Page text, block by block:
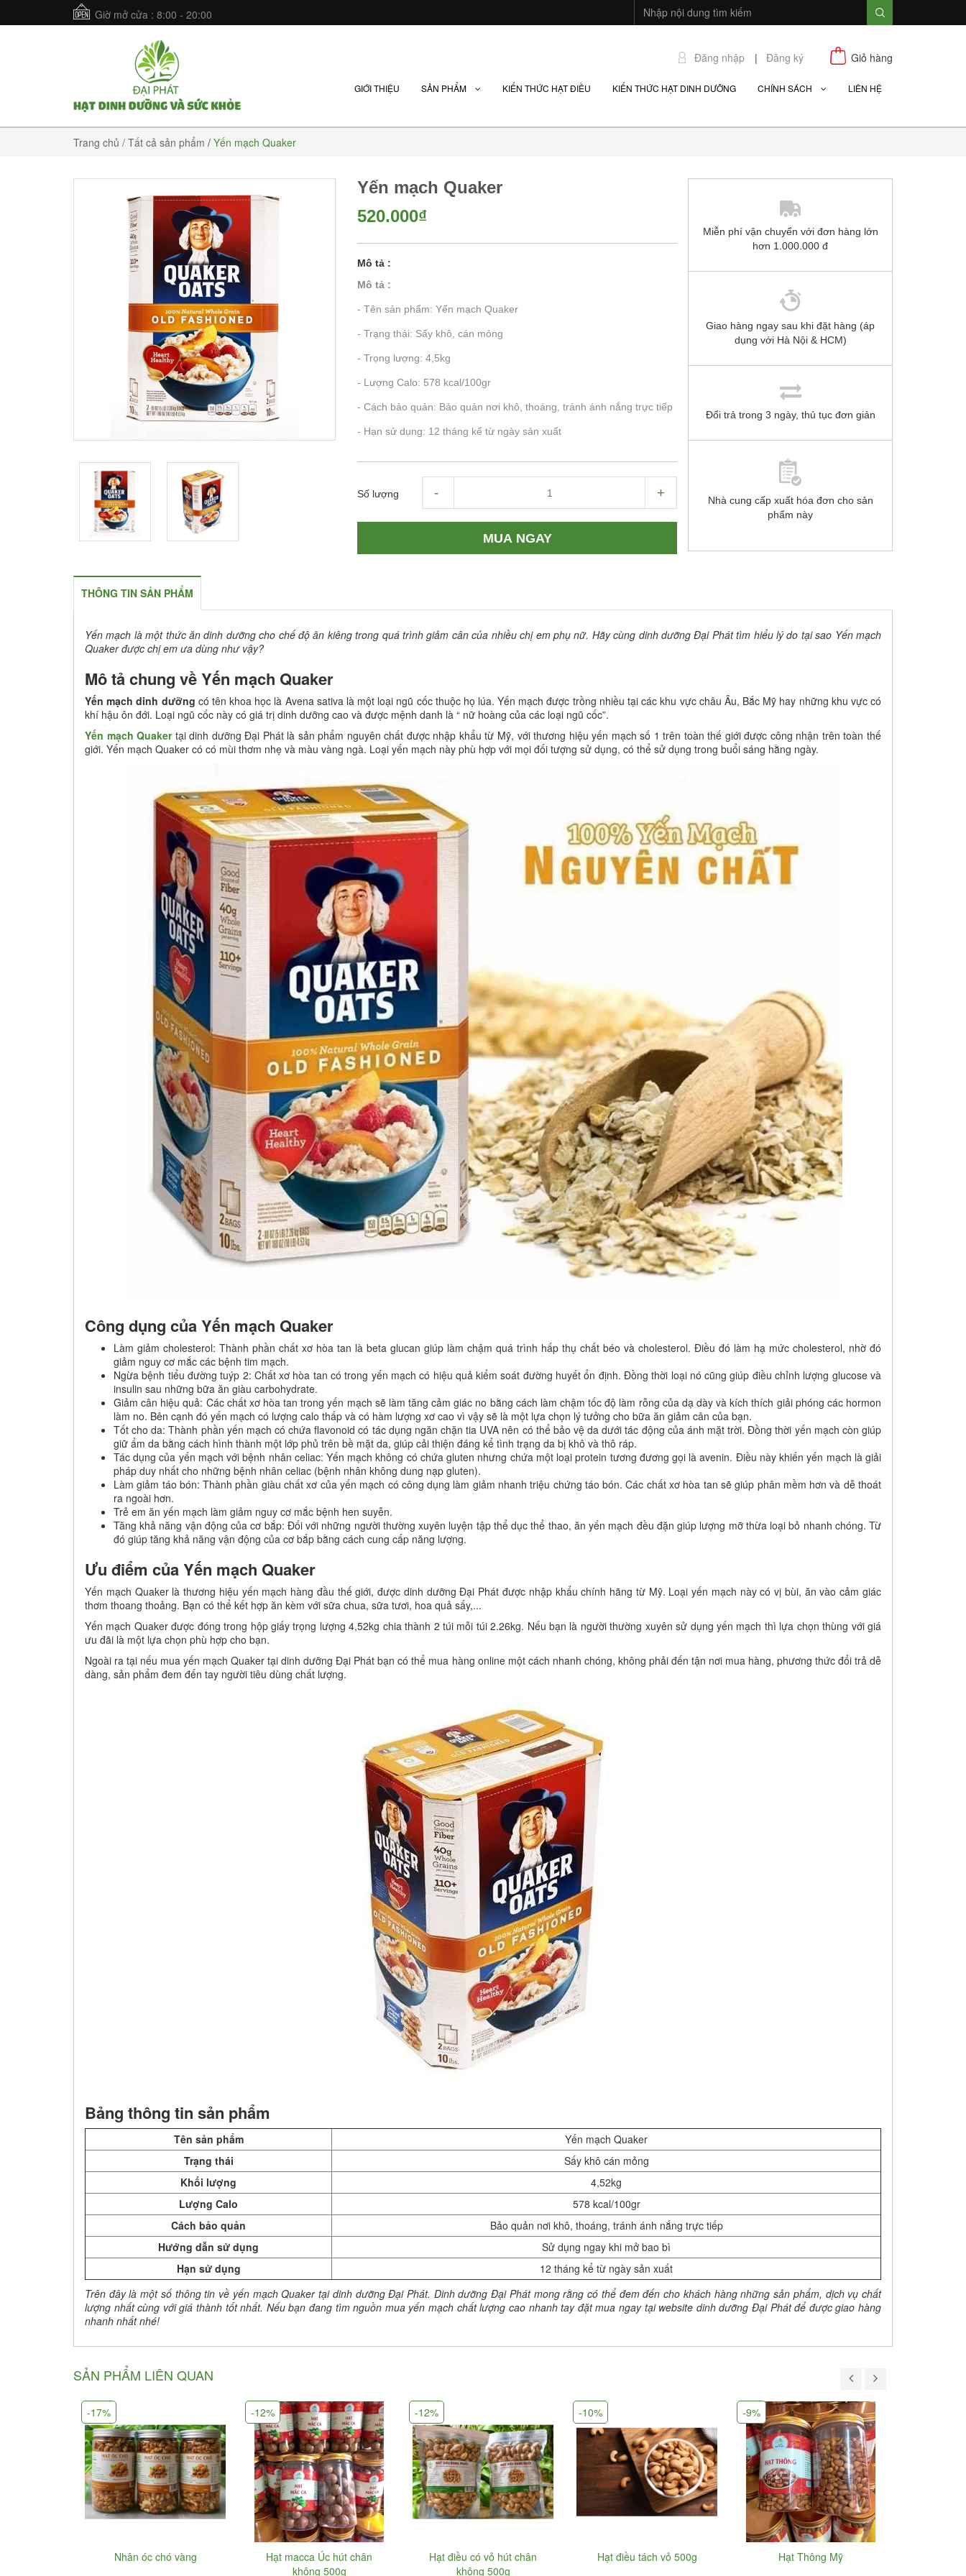
Giờ mở cửa : 8:00 - 20:00
Đăng nhập | Đăng ký Giỏ hàng
GIỚI THIỆU SẢN PHẨM KIẾN THỨC HẠT ĐIỀU KIẾN THỨC HẠT DINH DƯỠNG CHÍNH SÁCH LIÊN HỆ
Trang chủ / Tất cả sản phẩm / Yến mạch Quaker
Yến mạch Quaker
520.000₫
Mô tả :
Mô tả :
- Tên sản phẩm: Yến mạch Quaker
- Trạng thái: Sấy khô, cán mỏng
- Trọng lượng: 4,5kg
- Lượng Calo: 578 kcal/100gr
- Cách bảo quản: Bảo quản nơi khô, thoáng, tránh ánh nắng trực tiếp
- Hạn sử dụng: 12 tháng kể từ ngày sản xuất
Số lượng - +
MUA NGAY
Miễn phí vận chuyển với đơn hàng lớn
hơn 1.000.000 đ
Giao hàng ngay sau khi đặt hàng (áp
dụng với Hà Nội & HCM)
Đổi trả trong 3 ngày, thủ tục đơn giản
Nhà cung cấp xuất hóa đơn cho sản
phẩm này
THÔNG TIN SẢN PHẨM
Yến mạch là một thức ăn dinh dưỡng cho chế độ ăn kiêng trong quá trình giảm cân của nhiều chị em phụ nữ. Hãy cùng dinh dưỡng Đại Phát tìm hiểu lý do tại sao Yến mạch
Quaker được chị em ưa dùng như vậy?
Mô tả chung về Yến mạch Quaker
Yến mạch dinh dưỡng có tên khoa học là Avena sativa là một loại ngũ cốc thuộc họ lúa. Yến mạch được trồng nhiều tại các khu vực châu Âu, Bắc Mỹ hay những khu vực có
khí hậu ôn đới. Loại ngũ cốc này có giá trị dinh dưỡng cao và được mệnh danh là “ nữ hoàng của các loại ngũ cốc”.
Yến mạch Quakertại dinh dưỡng Đại Phát là sản phẩm nguyên chất được nhập khẩu từ Mỹ, với thương hiệu yến mạch số 1 trên toàn thế giới được công nhận trên toàn thế
giới. Yến mạch Quaker có có mùi thơm nhẹ và màu vàng ngà. Loại yến mạch này phù hợp với mọi đối tượng sử dụng, có thể sử dụng trong buổi sáng hằng ngày.
Công dụng của Yến mạch Quaker
Làm giảm cholesterol: Thành phần chất xơ hòa tan là beta glucan giúp làm chậm quá trình hấp thụ chất béo và cholesterol. Điều đó làm hạ mức cholesterol, nhờ đó
giảm nguy cơ mắc các bệnh tim mạch.
Ngừa bệnh tiểu đường tuýp 2: Chất xơ hòa tan có trong yến mạch có hiệu quả kiểm soát đường huyết ổn định. Đồng thời loại nó cũng giúp điều chỉnh lượng glucose và
insulin sau những bữa ăn giàu carbohydrate.
Giảm cân hiệu quả: Các chất xơ hòa tan trong yến mạch sẽ làm tăng cảm giác no bằng cách làm chậm tốc độ làm rỗng của dạ dày và kích thích giải phóng các hormon
làm no. Bên cạnh đó yến mạch có lượng calo thấp và có hàm lượng xơ cao vì vậy sẽ là một lựa chọn lý tưởng cho bữa ăn giảm cân của bạn.
Tốt cho da: Thành phần yến mạch có chứa flavonoid có tác dụng ngăn chặn tia UVA nên có thể bảo vệ da dưới tác động của ánh mặt trời. Đồng thời yến mạch còn giúp
giữ ẩm da bằng cách hình thành một lớp phủ trên bề mặt da, giúp cải thiện đáng kể tình trạng da bị khô và thô ráp.
Tác dụng của yến mạch với bệnh nhân celiac: Yến mạch không có chứa gluten nhưng chứa một loại protein tương đương gọi là avenin. Điều này khiến yến mạch là giải
pháp duy nhất cho những bệnh nhân celiac (bệnh nhân không dung nạp gluten).
Làm giảm táo bón: Thành phần giàu chất xơ của yến mạch có công dụng làm giảm nhanh triệu chứng táo bón. Các chất xơ hòa tan sẽ giúp phân mềm hơn và dễ thoát
ra ngoài hơn.
Trẻ em ăn yến mạch làm giảm nguy cơ mắc bệnh hen suyễn.
Tăng khả năng vận động của cơ bắp: Đối với những người thường xuyên luyện tập thể dục thể thao, ăn yến mạch đều đặn giúp lượng mỡ thừa loại bỏ nhanh chóng. Từ
đó giúp tăng khả năng vận động của cơ bắp bằng cách cung cấp năng lượng.
Ưu điểm của Yến mạch Quaker
Yến mạch Quaker là thương hiệu yến mạch hàng đầu thế giới, được dinh dưỡng Đại Phát được nhập khẩu chính hãng từ Mỹ. Loại yến mạch này có vị bùi, ăn vào cảm giác
thơm thoang thoảng. Bạn có thể kết hợp ăn kèm với sữa chua, sữa tươi, hoa quả sấy,...
Yến mạch Quaker được đóng trong hộp giấy trọng lượng 4,52kg chia thành 2 túi mỗi túi 2.26kg. Nếu bạn là người thường xuyên sử dụng yến mạch thì lựa chọn thùng với giá
ưu đãi là một lựa chọn phù hợp cho bạn.
Ngoài ra tại nếu mua yến mạch Quaker tại dinh dưỡng Đại Phát bạn có thể mua hàng online một cách nhanh chóng, không phải đến tận nơi mua hàng, phương thức đổi trả dễ
dàng, sản phẩm đem đến tay người tiêu dùng chất lượng.
Bảng thông tin sản phẩm
Tên sản phẩm
Yến mạch Quaker
Trạng thái
Sấy khô cán mỏng
Khối lượng
4,52kg
Lượng Calo
578 kcal/100gr
Cách bảo quản
Bảo quản nơi khô, thoáng, tránh ánh nắng trực tiếp
Hướng dẫn sử dụng
Sử dụng ngay khi mở bao bì
Hạn sử dụng
12 tháng kể từ ngày sản xuất
Trên đây là một số thông tin về yến mạch Quaker tại dinh dưỡng Đại Phát. Dinh dưỡng Đại Phát mong rằng có thể đem đến cho khách hàng những sản phẩm, dịch vụ chất
lượng nhất cùng với giá thành tốt nhất. Nếu bạn đang tìm nguồn mua yến mạch chất lượng cao nhanh tay đặt mua ngay tại website dinh dưỡng Đại Phát để được giao hàng
nhanh nhất nhé!
SẢN PHẨM LIÊN QUAN
Nhân óc chó vàng
-17%
Hạt macca Úc hút chân
không 500g
-12%
Hạt điều có vỏ hút chân
không 500g
-12%
Hạt điều tách vỏ 500g
-10%
Hạt Thông Mỹ
-9%